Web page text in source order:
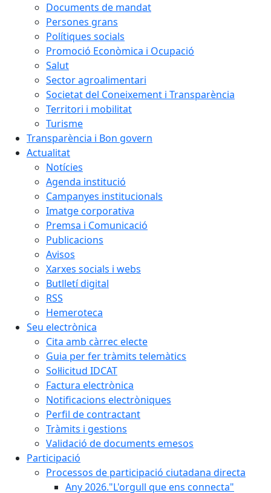
Documents de mandat
Persones grans
Polítiques socials
Promoció Econòmica i Ocupació
Salut
Sector agroalimentari
Societat del Coneixement i Transparència
Territori i mobilitat
Turisme
Transparència i Bon govern
Actualitat
Notícies
Agenda institució
Campanyes institucionals
Imatge corporativa
Premsa i Comunicació
Publicacions
Avisos
Xarxes socials i webs
Butlletí digital
RSS
Hemeroteca
Seu electrònica
Cita amb càrrec electe
Guia per fer tràmits telemàtics
Sol·licitud IDCAT
Factura electrònica
Notificacions electròniques
Perfil de contractant
Tràmits i gestions
Validació de documents emesos
Participació
Processos de participació ciutadana directa
Any 2026."L'orgull que ens connecta"